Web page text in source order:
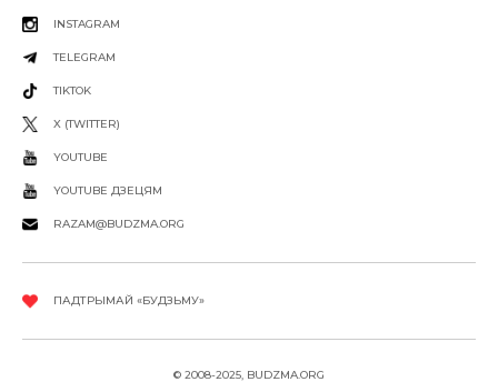
INSTAGRAM
TELEGRAM
TIKTOK
X (TWITTER)
YOUTUBE
YOUTUBE ДЗЕЦЯМ
RAZAM@BUDZMA.ORG
ПАДТРЫМАЙ «БУДЗЬМУ»
© 2008-2025, BUDZMA.ORG